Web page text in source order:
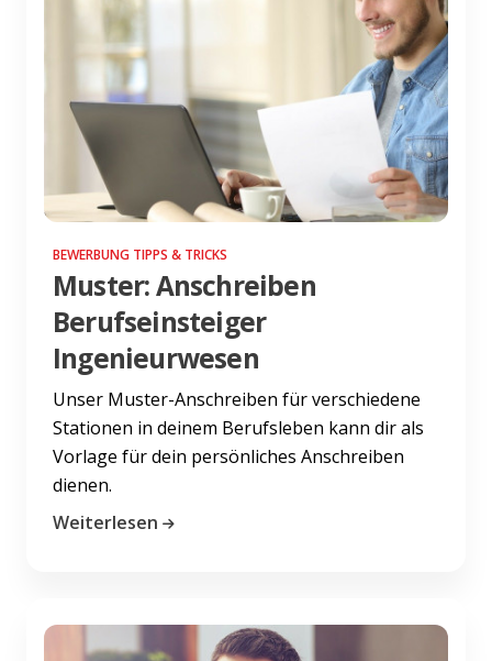
BEWERBUNG TIPPS & TRICKS
Muster: Anschreiben
Berufseinsteiger
Ingenieurwesen
Unser Muster-Anschreiben für verschiedene
Stationen in deinem Berufsleben kann dir als
Vorlage für dein persönliches Anschreiben
dienen.
Weiterlesen